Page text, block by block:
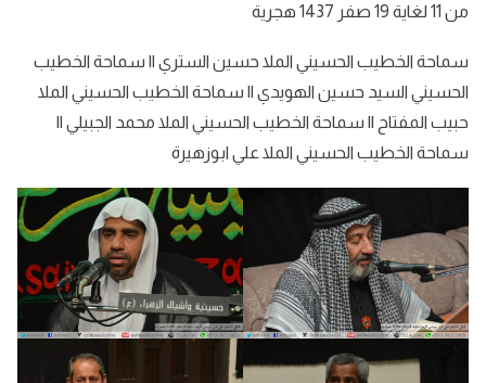
من 11 لغاية 19 صفر 1437 هجرية
سماحة الخطيب الحسيني الملا حسين الستري || سماحة الخطيب
الحسيني السيد حسين الهويدي || سماحة الخطيب الحسيني الملا
حبيب المفتاح || سماحة الخطيب الحسيني الملا محمد الجبيلي ||
سماحة الخطيب الحسيني الملا علي ابوزهيرة